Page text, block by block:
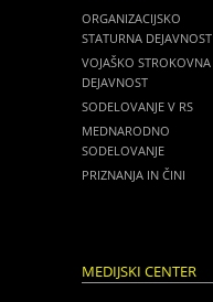
ORGANIZACIJSKO
STATURNA DEJAVNOST
VOJAŠKO STROKOVNA
DEJAVNOST
SODELOVANJE V RS
MEDNARODNO
SODELOVANJE
PRIZNANJA IN ČINI
MEDIJSKI CENTER